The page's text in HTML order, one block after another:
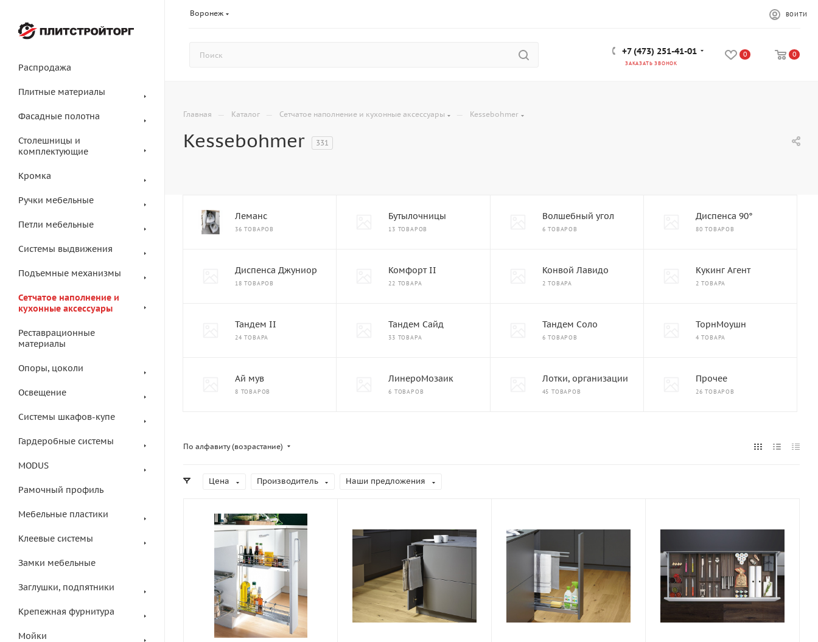
Воронеж ВОЙТИ
+7 (473) 251-41-01
ЗАКАЗАТЬ ЗВОНОК
0 0
Распродажа
Плитные материалы
Фасадные полотна
Столешницы и
комплектующие
Кромка
Ручки мебельные
Петли мебельные
Системы выдвижения
Подъемные механизмы
Сетчатое наполнение и
кухонные аксессуары
Реставрационные
материалы
Опоры, цоколи
Освещение
Системы шкафов-купе
Гардеробные системы
MODUS
Рамочный профиль
Мебельные пластики
Клеевые системы
Замки мебельные
Заглушки, подпятники
Крепежная фурнитура
Мойки
Главная — Каталог — Сетчатое наполнение и кухонные аксессуары — Kessebohmer
Kessebohmer 331
Леманс
36 ТОВАРОВ
Бутылочницы
13 ТОВАРОВ
Волшебный угол
6 ТОВАРОВ
Диспенса 90°
80 ТОВАРОВ
Диспенса Джуниор
18 ТОВАРОВ
Комфорт II
22 ТОВАРА
Конвой Лавидо
2 ТОВАРА
Кукинг Агент
2 ТОВАРА
Тандем II
24 ТОВАРА
Тандем Сайд
33 ТОВАРА
Тандем Соло
6 ТОВАРОВ
ТорнМоушн
4 ТОВАРА
Ай мув
8 ТОВАРОВ
ЛинероМозаик
6 ТОВАРОВ
Лотки, организации
45 ТОВАРОВ
Прочее
26 ТОВАРОВ
По алфавиту (возрастание)
Цена Производитель Наши предложения